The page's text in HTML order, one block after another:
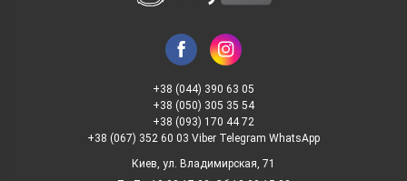
+38 (044) 390 63 05
+38 (050) 305 35 54
+38 (093) 170 44 72
+38 (067) 352 60 03 Viber Telegram WhatsApp
Киев, ул. Владимирская, 71